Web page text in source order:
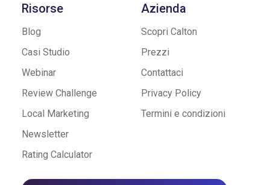
Risorse
Blog
Casi Studio
Webinar
Review Challenge
Local Marketing
Newsletter
Rating Calculator
Azienda
Scopri Calton
Prezzi
Contattaci
Privacy Policy
Termini e condizioni